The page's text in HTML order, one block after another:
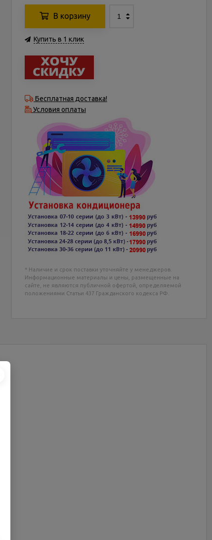
В корзину
Купить в 1 клик
Бесплатная доставка!
Условия оплаты
* Наличие и срок поставки уточняйте у менеджеров.
Информационные материалы и цены, размещенные на
сайте, не являются публичной офертой, определяемой
положениями Статьи 437 Гражданского кодекса РФ.